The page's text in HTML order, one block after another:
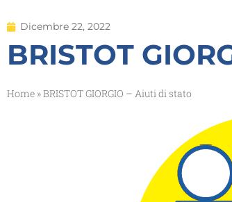
Dicembre 22, 2022
BRISTOT
Home »BRISTOT GIORGIO – Aiuti di stato